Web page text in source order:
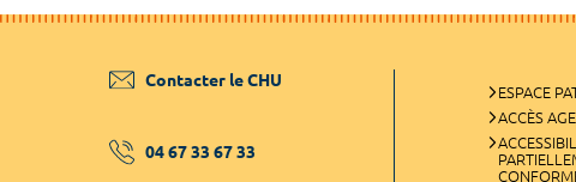
Contacter le CHU
04 67 33 67 33
ESPACE
ACCÈS